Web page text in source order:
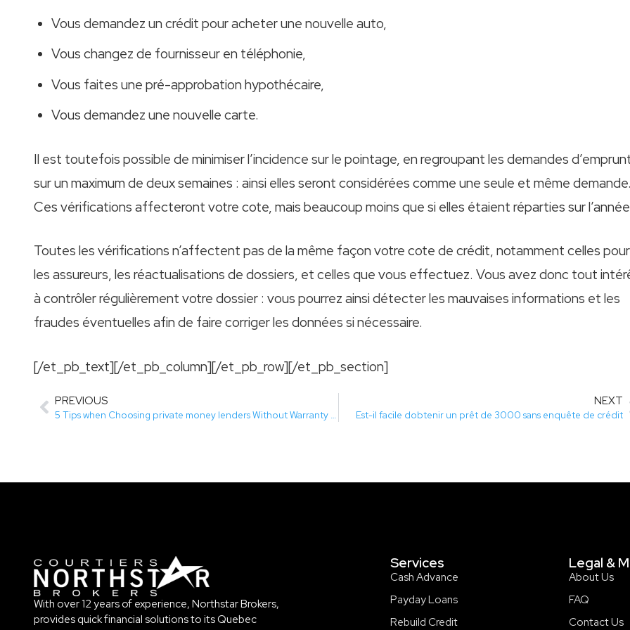
Vous demandez un crédit pour acheter une nouvelle auto,
Vous changez de fournisseur en téléphonie,
Vous faites une pré-approbation hypothécaire,
Vous demandez une nouvelle carte.
Il est toutefois possible de minimiser l’incidence sur le pointage, en regroupant les demandes
sur un maximum de deux semaines : ainsi elles seront considérées comme une seule et même demande.
Ces vérifications affecteront votre cote, mais beaucoup moins que si elles étaient réparties sur
Toutes les vérifications n’affectent pas de la même façon votre cote de crédit, notamment celles pour
les assureurs, les réactualisations de dossiers, et celles que vous effectuez. Vous avez donc tout
à contrôler régulièrement votre dossier : vous pourrez ainsi détecter les mauvaises informations et les
fraudes éventuelles afin de faire corriger les données si nécessaire.
[/et_pb_text][/et_pb_column][/et_pb_row][/et_pb_section]
PREVIOUS NEXT
Est-il facile dobtenir un prêt de 3000 sans enquête de crédit
With over 12 years of experience, Northstar Brokers,
provides quick financial solutions to its Quebec
Services
Cash Advance
Payday Loans
Rebuild Credit
Legal &
About Us
FAQ
Contact Us